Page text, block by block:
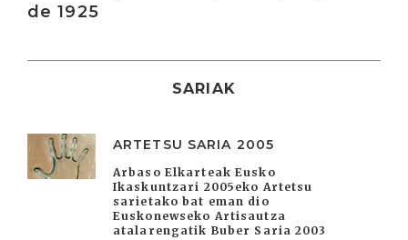
de 1925
SARIAK
ARTETSU SARIA 2005
Arbaso Elkarteak Eusko
Ikaskuntzari 2005eko Artetsu
sarietako bat eman dio
Euskonewseko Artisautza
atalarengatik Buber Saria 2003